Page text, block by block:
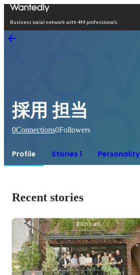
Business social network with 4M professionals
採用 担当
0Connections0Followers
Profile Stories 1 Personality
Recent stories